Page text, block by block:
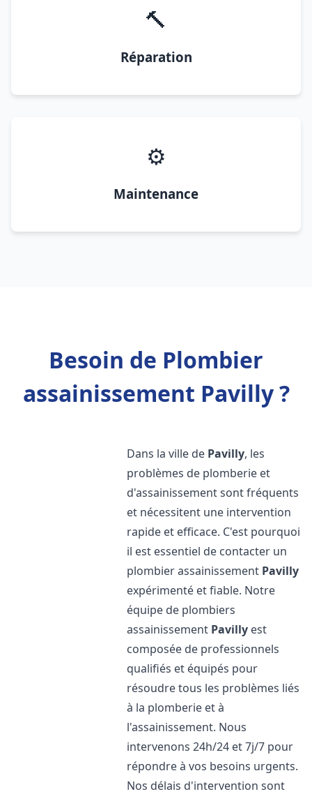
🔨
Réparation
⚙️
Maintenance
Besoin de Plombier
assainissement Pavilly ?
Dans la ville de Pavilly, les
problèmes de plomberie et
d'assainissement sont fréquents
et nécessitent une intervention
rapide et efficace. C'est pourquoi
il est essentiel de contacter un
plombier assainissement Pavilly
expérimenté et fiable. Notre
équipe de plombiers
assainissement Pavilly est
composée de professionnels
qualifiés et équipés pour
résoudre tous les problèmes liés
à la plomberie et à
l'assainissement. Nous
intervenons 24h/24 et 7j/7 pour
répondre à vos besoins urgents.
Nos délais d'intervention sont